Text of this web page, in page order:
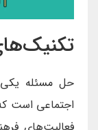
حل مسئله یکی
اجتماعی است
فعالیت‌های